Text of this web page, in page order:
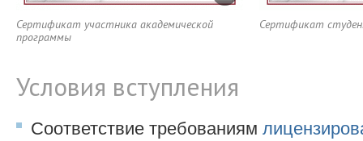
Сертификат участника академической
программы
Сертификат
Условия вступления
Соответствие требованиям